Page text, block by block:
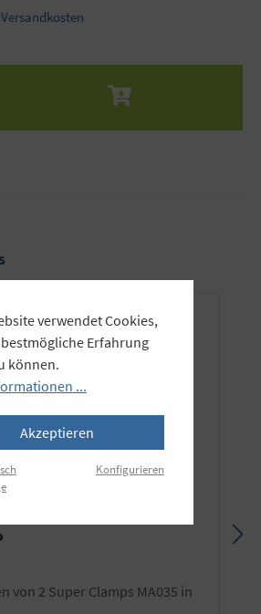
Gib den gewünschten Wert
für die
verwendet Cookies,
Erfahrung
können.
...
Akzeptieren
Konfigurieren